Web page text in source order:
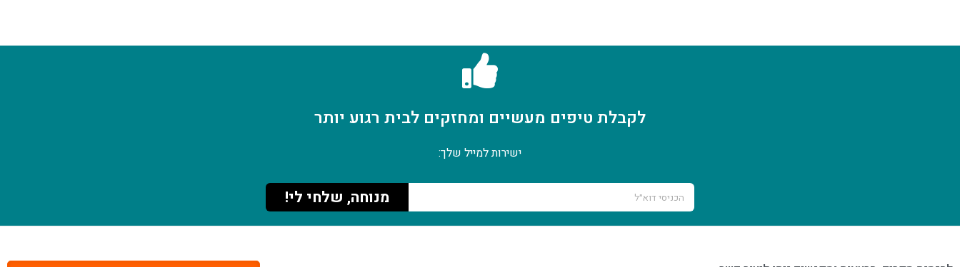
לקבלת טיפים מעשיים ומחזקים לבית רגוע יותר
ישירות למייל שלך:
מנוחה, שלחי לי!